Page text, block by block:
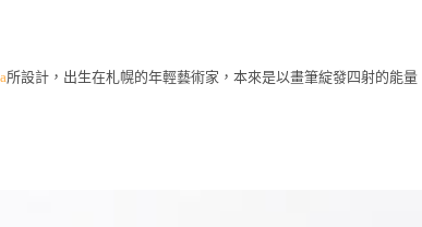
所設計，出生在札幌的年輕藝術家，本來是以畫筆綻發四射的能